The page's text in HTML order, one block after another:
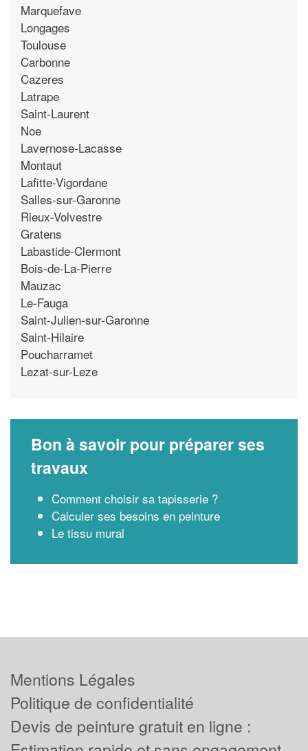
Marquefave
Longages
Toulouse
Carbonne
Cazeres
Latrape
Saint-Laurent
Noe
Lavernose-Lacasse
Montaut
Lafitte-Vigordane
Salles-sur-Garonne
Rieux-Volvestre
Gratens
Labastide-Clermont
Bois-de-La-Pierre
Mauzac
Le-Fauga
Saint-Julien-sur-Garonne
Saint-Hilaire
Poucharramet
Lezat-sur-Leze
Bon à savoir pour préparer ses
travaux
Comment choisir sa tapisserie ?
Calculer ses besoins en peinture
Le tissu mural
Mentions Légales
Politique de confidentialité
Devis de peinture gratuit en ligne :